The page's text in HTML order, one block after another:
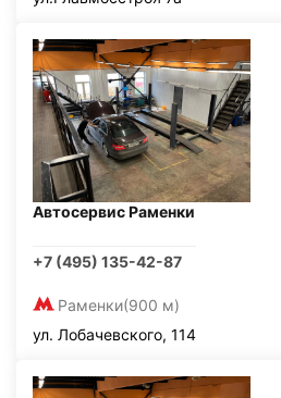
Автосервис Раменки
+7 (495) 135-42-87
Раменки(900 м)
ул. Лобачевского, 114